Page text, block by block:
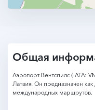
Общая
Аэропорт Вентспилс (IATA:
Латвия. Он предназначен как
международных маршрутов.